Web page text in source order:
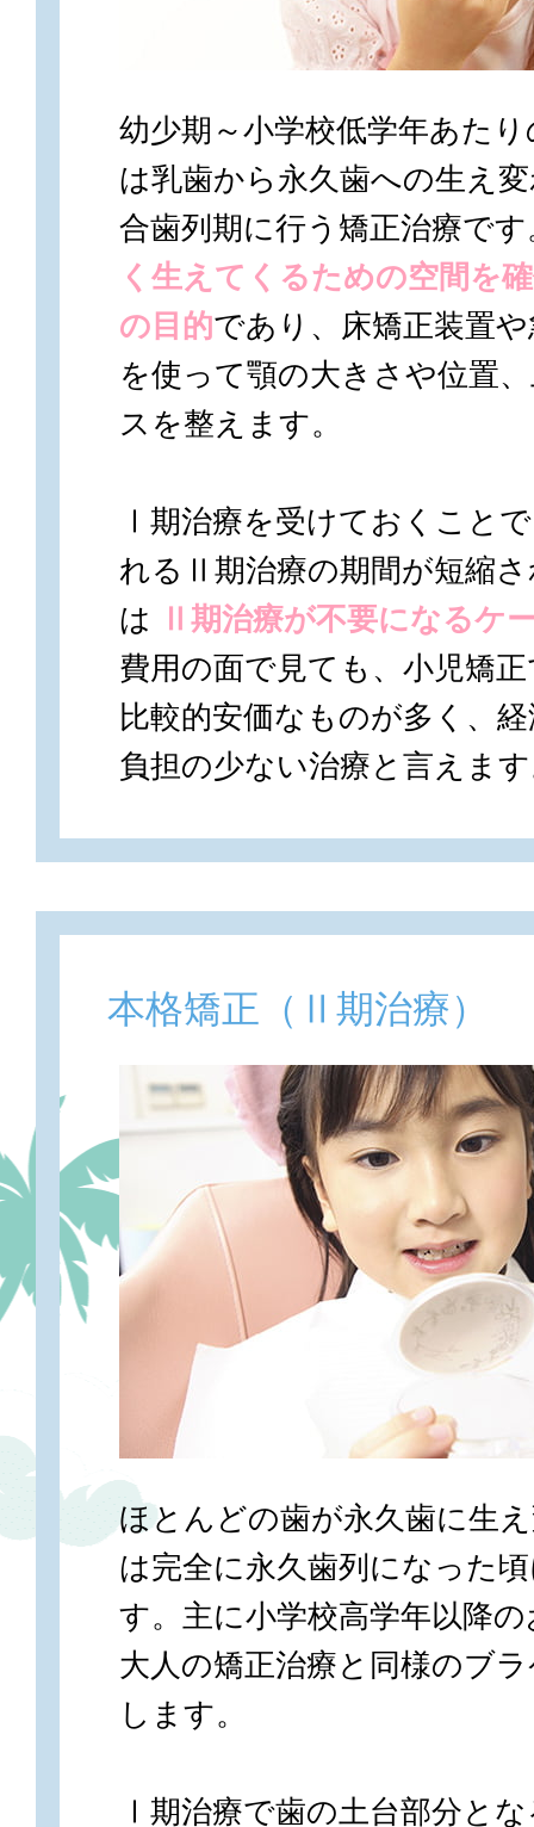
幼少期～小学校低学年あた
は乳歯から永久歯への生え
合歯列期に行う矯正治療です
く生えてくるための空間を
の目的であり、床矯正装置
を使って顎の大きさや位置
スを整えます。
Ⅰ期治療を受けておくこと
れるⅡ期治療の期間が短縮
は Ⅱ期治療が不要になるケ
費用の面で見ても、小児矯
比較的安価なものが多く、
負担の少ない治療と言えま
本格矯正（Ⅱ期治療）
ほとんどの歯が永久歯に生
は完全に永久歯列になった
す。主に小学校高学年以降
大人の矯正治療と同様のブ
します。
Ⅰ期治療で歯の土台部分と